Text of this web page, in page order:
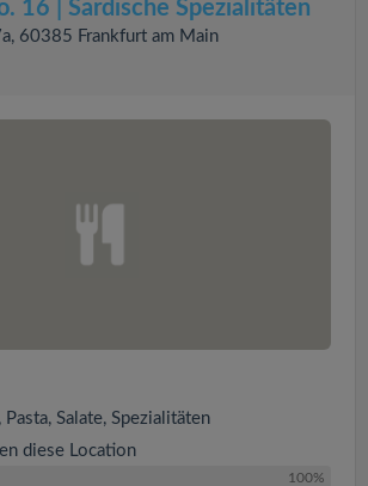
16 | Sardische Spezialitäten
60385 Frankfurt am Main
Pasta, Salate, Spezialitäten
diese Location
100%